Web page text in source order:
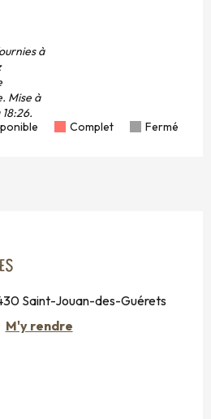
à
Mise à
Complet Fermé
Saint-Jouan-des-Guérets
M'y rendre